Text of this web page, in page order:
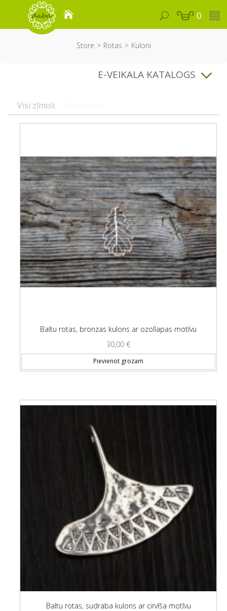
0
Store Rotas Kuloni
E-VEIKALA KATALOGS
Visi zīmoli
Baltu rotas, bronzas kulons ar ozollapas motīvu
30,00 €
Pievienot grozam
Baltu rotas, sudraba kulons ar cirvīša motīvu